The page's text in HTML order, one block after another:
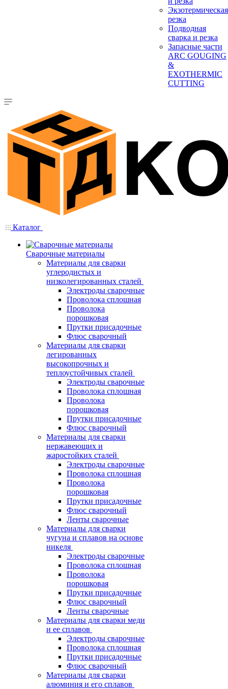
Экзотермическая
резка
Подводная
сварка и резка
Запасные части
ARC GOUGING
&
EXOTHERMIC
CUTTING
Каталог
Сварочные материалы
Материалы для сварки
углеродистых и
низколегированных сталей
Электроды сварочные
Проволока сплошная
Проволока
порошковая
Прутки присадочные
Флюс сварочный
Материалы для сварки
легированных
высокопрочных и
теплоустойчивых сталей
Электроды сварочные
Проволока сплошная
Проволока
порошковая
Прутки присадочные
Флюс сварочный
Материалы для сварки
нержавеющих и
жаростойких сталей
Электроды сварочные
Проволока сплошная
Проволока
порошковая
Прутки присадочные
Флюс сварочный
Ленты сварочные
Материалы для сварки
чугуна и сплавов на основе
никеля
Электроды сварочные
Проволока сплошная
Проволока
порошковая
Прутки присадочные
Флюс сварочный
Ленты сварочные
Материалы для сварки меди
и ее сплавов
Электроды сварочные
Проволока сплошная
Прутки присадочные
Флюс сварочный
Материалы для сварки
алюминия и его сплавов